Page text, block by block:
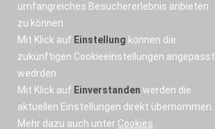
Kontakt
Email
umfangreiches Besuchererlebnis anbieten
zu können.
Mit Klick auf Einstellung können die
zukünftigen Cookieeinstellungen angepasst
wedrden.
Mit Klick auf Einverstanden werden die
aktuellen Einstellungen direkt übernommen.
Mehr dazu auch unter Cookies